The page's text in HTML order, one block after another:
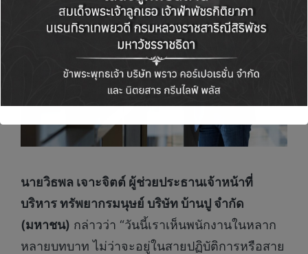
นายวิธพล เจาะจิตต์ ผู้ช่วยประธานเจ้าหน้าที่
บริหาร ทรัพยากรมนุษย์ บริษัท บ้านปู จำกัด
(มหาชน) กล่าวว่า “วันนี้เราเห็นพนักงานในหลาก
หลายบทบาท ไม่ว่าจะอยู่ในสายปฏิบัติการหรือสาย